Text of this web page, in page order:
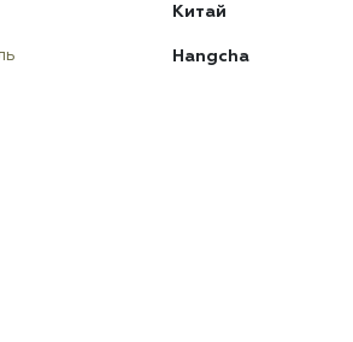
Китай
Hangcha